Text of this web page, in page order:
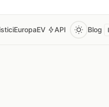
EuropaEV API Blog